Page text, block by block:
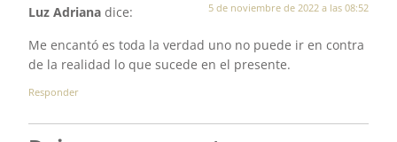
Luz Adriana dice: 5 de noviembre de 2022 a las 08:52
Me encantó es toda la verdad uno no puede ir en contra
de la realidad lo que sucede en el presente.
Responder